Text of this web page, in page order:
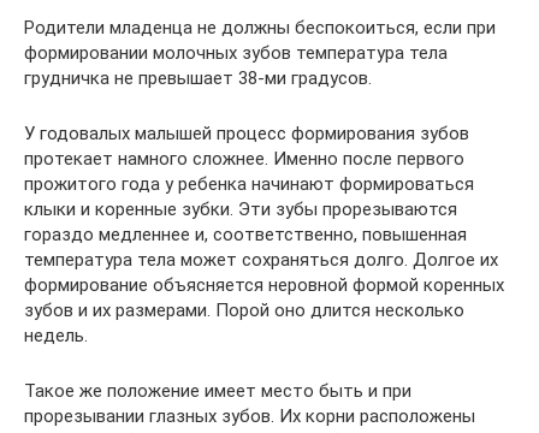
Родители младенца не должны беспокоиться, если при
формировании молочных зубов температура тела
грудничка не превышает 38-ми градусов.
У годовалых малышей процесс формирования зубов
протекает намного сложнее. Именно после первого
прожитого года у ребенка начинают формироваться
клыки и коренные зубки. Эти зубы прорезываются
гораздо медленнее и, соответственно, повышенная
температура тела может сохраняться долго. Долгое их
формирование объясняется неровной формой коренных
зубов и их размерами. Порой оно длится несколько
недель.
Такое же положение имеет место быть и при
прорезывании глазных зубов. Их корни расположены